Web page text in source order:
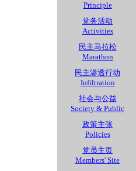
Principle
党务活动
Activities
民主马拉松
Marathon
民主渗透行动
Infiltration
社会与公益
Society & Public
政策主张
Policies
党员主页
Members' Site